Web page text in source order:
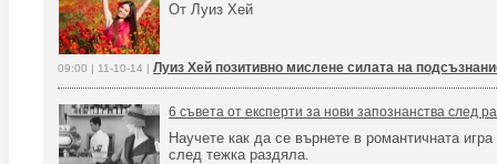
От Луиз Хей
09:00 | 11-10-14 | Луиз Хей позитивно мислене силата на
6 съвета от експерти за нови запознанства след
Научете как да се върнете в романтичната игра
след тежка раздяла.